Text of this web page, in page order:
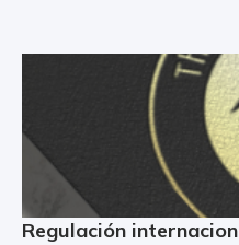
Regulación